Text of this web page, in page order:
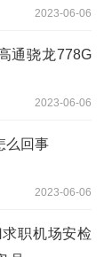
2023-06-06
通骁龙778G
2023-06-06
么回事
2023-06-06
职机场安检